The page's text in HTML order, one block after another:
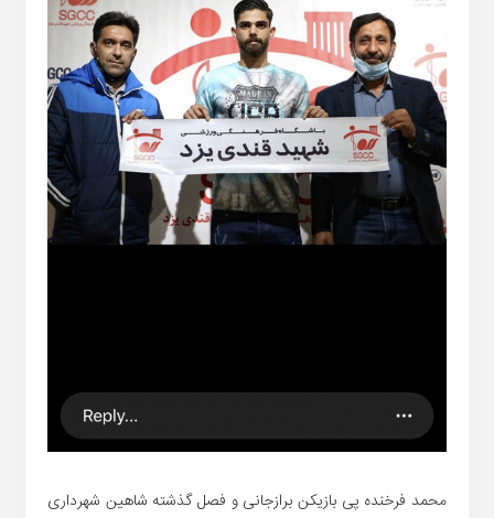
محمد فرخنده پی بازیکن برازجانی و فصل گذشته شاهین شهرداری